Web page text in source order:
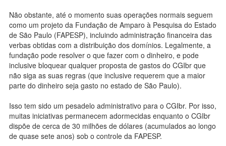
Não obstante, até o momento suas operações normais seguem
como um projeto da Fundação de Amparo à Pesquisa do Estado
de São Paulo (FAPESP), incluindo administração financeira das
verbas obtidas com a distribuição dos domínios. Legalmente, a
fundação pode resolver o que fazer com o dinheiro, e pode
inclusive bloquear qualquer proposta de gastos do CGIbr que
não siga as suas regras (que inclusive requerem que a maior
parte do dinheiro seja gasto no estado de São Paulo).
Isso tem sido um pesadelo administrativo para o CGIbr. Por isso,
muitas iniciativas permanecem adormecidas enquanto o CGIbr
dispõe de cerca de 30 milhões de dólares (acumulados ao longo
de quase sete anos) sob o controle da FAPESP.